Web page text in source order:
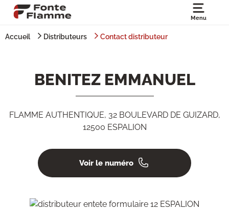
Menu
Accueil Distributeurs Contact distributeur
BENITEZ EMMANUEL
FLAMME AUTHENTIQUE, 32 BOULEVARD DE GUIZARD,
12500 ESPALION
Voir le numéro